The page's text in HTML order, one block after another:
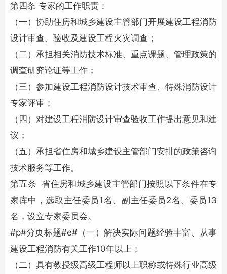
第四条 专家的工作职责：
（一）协助住房和城乡建设主管部门开展建设工程消防
设计审查、验收及建设工程火灾调查；
（二）承担相关消防技术标准、重点课题、管理政策的
调查研究论证等工作；
（三）参加建设工程消防设计技术审查、特殊消防设计
专家评审；
（四）对建设工程消防设计审查验收工作提出意见和建
议；
（五）承担省住房和城乡建设主管部门安排的政策咨询
技术服务等工作。
第五条 省住房和城乡建设主管部门按照以下条件在专
家库中，选取主任委员1名、副主任委员2名、委员13
名，设立专家委员会。
#p#分页标题#e#（一）解决实际问题经验丰富、从事
建设工程消防有关工作10年以上；
（二）具有教授级高级工程师以上职称或特殊行业高级